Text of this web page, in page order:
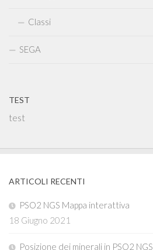
Classi
SEGA
TEST
test
ARTICOLI RECENTI
PSO2 NGS Mappa interattiva
18 Giugno 2021
Posizione dei minerali in PSO2 NGS